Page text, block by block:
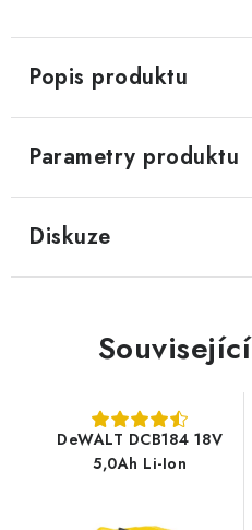
Popis produktu
Parametry produktu
Diskuze
DeWALT DCB184 18V
5,0Ah Li-Ion